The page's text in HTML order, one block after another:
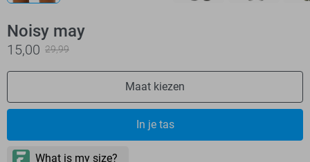
Noisy may
15,00 29,99
Maat kiezen
In je tas